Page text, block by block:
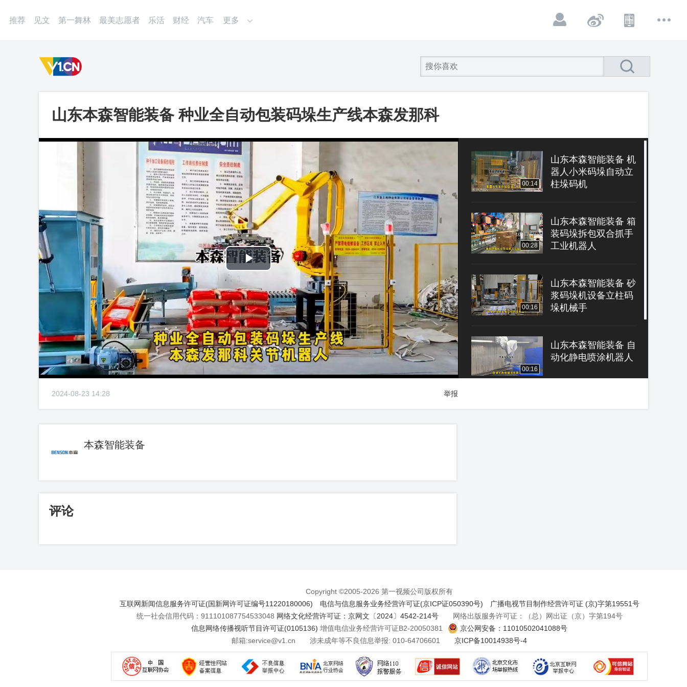
推荐 见文 第一舞林 最美志愿者 乐活 财经 汽车 更多
山东本森智能装备 种业全自动包装码垛生产线本森发那科
关节机器人_第一视频
Play
Video
00:14
山东本森智能装备 机
器人小米码垛自动立
柱垛码机
00:28
山东本森智能装备 箱
装码垛拆包双合抓手
工业机器人
00:16
山东本森智能装备 砂
浆码垛机设备立柱码
垛机械手
00:16
山东本森智能装备 自
动化静电喷涂机器人
老王讲糖——食糖的
2024-08-23 14:28 举报
本森智能装备
评论
Copyright ©2005-2026 第一视频公司版权所有
互联网新闻信息服务许可证(国新网许可证编号11220180006)
电信与信息服务业务经营许可证(京ICP证050390号)
广播电视节目制作经营许可证 (京)字第19551号
统一社会信用代码：911101087754533048 网络文化经营许可证：京网文〔2024〕4542-214号网络出版服务许可证：（总）网出证（京）字第194号
信息网络传播视听节目许可证(0105136) 增值电信业务经营许可证B2-20050381
京公网安备：11010502041088号
邮箱:service@v1.cn 涉未成年等不良信息举报: 010-64706601 京ICP备10014938号-4